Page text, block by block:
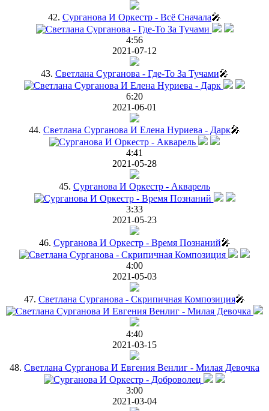
42. Сурганова И Оркестр - Всё Сначала🎤
4:56
2021-07-12
43. Светлана Сурганова - Где-То За Тучами🎤
6:20
2021-06-01
44. Светлана Сурганова И Елена Нуриева - Дарк🎤
4:41
2021-05-28
45. Сурганова И Оркестр - Акварель
3:33
2021-05-23
46. Сурганова И Оркестр - Время Познаний🎤
4:00
2021-05-03
47. Светлана Сурганова - Скрипичная Композиция🎤
4:40
2021-03-15
48. Светлана Сурганова И Евгения Венлиг - Милая Девочка
3:00
2021-03-04